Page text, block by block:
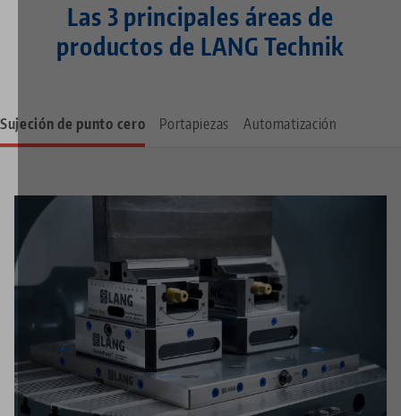
Las 3 principales áreas de
productos de LANG Technik
Sujeción de punto cero Portapiezas Automatización